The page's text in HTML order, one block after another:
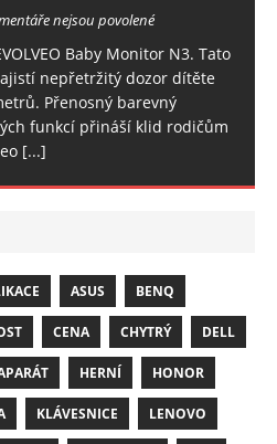
nejsou povolené
Baby Monitor N3. Tato
nepřetržitý dozor dítěte
Přenosný barevný
funkcí přináší klid rodičům
[...]
ASUS BENQ
CENA CHYTRÝ DELL
HERNÍ HONOR
KLÁVESNICE LENOVO